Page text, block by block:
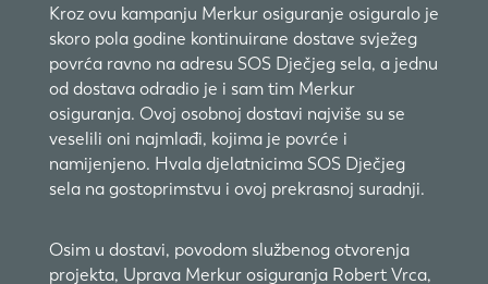
Kroz ovu kampanju Merkur osiguranje osiguralo je
skoro pola godine kontinuirane dostave svježeg
povrća ravno na adresu SOS Dječjeg sela, a jednu
od dostava odradio je i sam tim Merkur
osiguranja. Ovoj osobnoj dostavi najviše su se
veselili oni najmlađi, kojima je povrće i
namijenjeno. Hvala djelatnicima SOS Dječjeg
sela na gostoprimstvu i ovoj prekrasnoj suradnji.
Osim u dostavi, povodom službenog otvorenja
projekta, Uprava Merkur osiguranja Robert Vrca,